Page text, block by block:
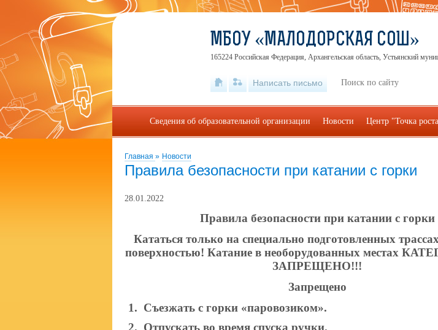
Главная » Новости
Правила безопасности при катании с горки
28.01.2022
Правила безопасности при катании с горки
Кататься только на специально подготовленных
поверхностью! Катание в необорудованных местах
ЗАПРЕЩЕНО!!!
Запрещено
1. Съезжать с горки «паровозиком».
2. Отпускать во время спуска ручки.
МБОУ «МАЛОДОРСКАЯ СОШ»
165224 Российская Федерация, Архангельская область, Устьянский
Написать письмо
Сведения об образовательной организации Новости Центр "Точка